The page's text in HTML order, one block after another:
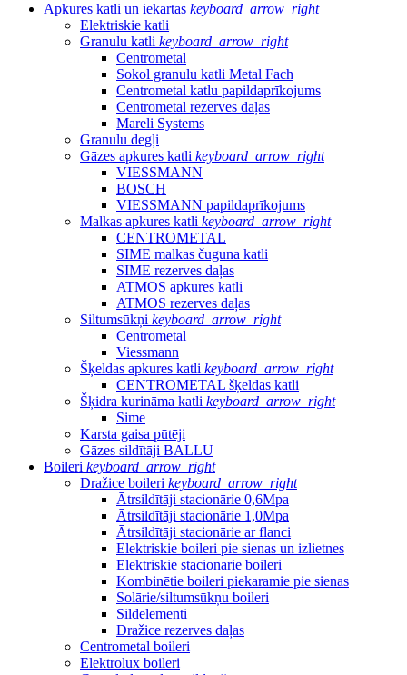
Apkures katli un iekārtas keyboard_arrow_right
Elektriskie katli
Granulu katli keyboard_arrow_right
Centrometal
Sokol granulu katli Metal Fach
Centrometal katlu papildaprīkojums
Centrometal rezerves daļas
Mareli Systems
Granulu degļi
Gāzes apkures katli keyboard_arrow_right
VIESSMANN
BOSCH
VIESSMANN papildaprīkojums
Malkas apkures katli keyboard_arrow_right
CENTROMETAL
SIME malkas čuguna katli
SIME rezerves daļas
ATMOS apkures katli
ATMOS rezerves daļas
Siltumsūkņi keyboard_arrow_right
Centrometal
Viessmann
Šķeldas apkures katli keyboard_arrow_right
CENTROMETAL šķeldas katli
Šķidra kurināma katli keyboard_arrow_right
Sime
Karsta gaisa pūtēji
Gāzes sildītāji BALLU
Boileri keyboard_arrow_right
Dražice boileri keyboard_arrow_right
Ātrsildītāji stacionārie 0,6Mpa
Ātrsildītāji stacionārie 1,0Mpa
Ātrsildītāji stacionārie ar flanci
Elektriskie boileri pie sienas un izlietnes
Elektriskie stacionārie boileri
Kombinētie boileri piekaramie pie sienas
Solārie/siltumsūkņu boileri
Sildelementi
Dražice rezerves daļas
Centrometal boileri
Elektrolux boileri